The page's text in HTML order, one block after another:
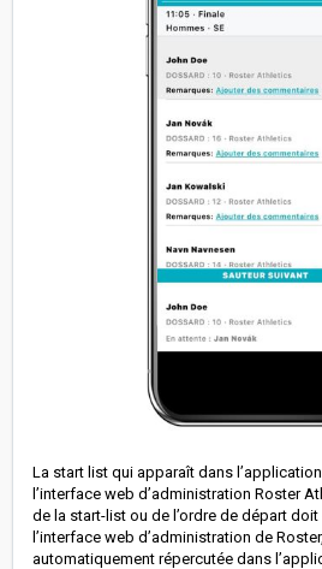
La start list qui apparaît dans
l’interface web d’administration Roster
de la start-list ou de l’ordre de départ
l’interface web d’administration de
automatiquement répercutée dans